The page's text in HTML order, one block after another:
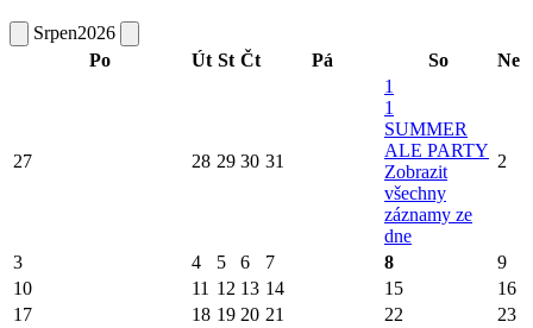
Srpen2026
Po
Út St Čt Pá So Ne
27 28 29 30 31
1
1
SUMMER
ALE PARTY
Zobrazit
všechny
záznamy ze
dne
2
3 4 5 6 7 8
9
10
11 12 13 14 15
16
17
18 19 20 21 22 23